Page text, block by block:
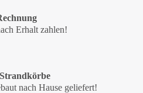
Erhalt zahlen!
nach Hause geliefert!